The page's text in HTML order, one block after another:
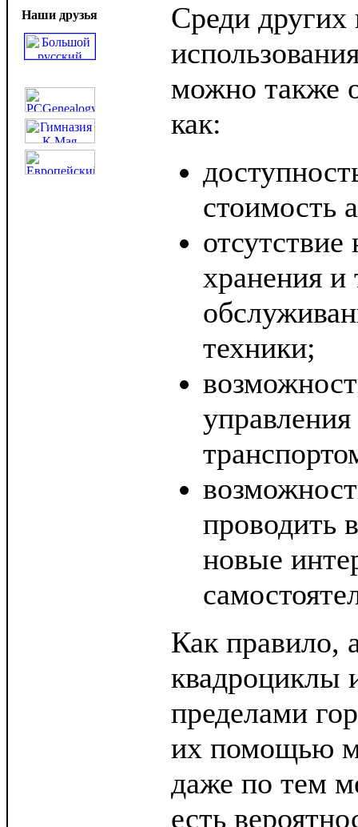
Наши друзья
Среди
можно также
как:
стоимость
хранения и
техники;
проводить
новые
Как правило,
квадроциклы
пределами
их помощью
даже по тем
есть